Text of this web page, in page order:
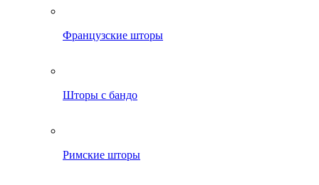
Французские шторы
Шторы с бандо
Римские шторы